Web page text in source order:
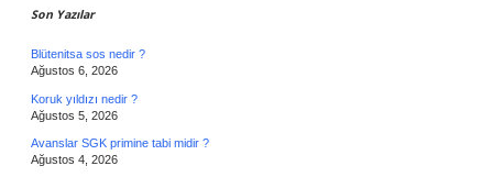
Son Yazılar
Blütenitsa sos nedir ?
Ağustos 6, 2026
Koruk yıldızı nedir ?
Ağustos 5, 2026
Avanslar SGK primine tabi midir ?
Ağustos 4, 2026